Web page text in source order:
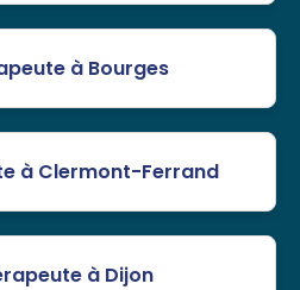
à Bourges
à Clermont-Ferrand
à Dijon